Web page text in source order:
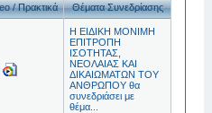
/ Πρακτικά Θέματα Συνεδρίασης
Η ΕΙΔΙΚΗ ΜΟΝΙΜΗ
ΕΠΙΤΡΟΠΗ
ΙΣΟΤΗΤΑΣ,
ΝΕΟΛΑΙΑΣ ΚΑΙ
ΔΙΚΑΙΩΜΑΤΩΝ ΤΟΥ
ΑΝΘΡΩΠΟΥ θα
συνεδριάσει με
θέμα...